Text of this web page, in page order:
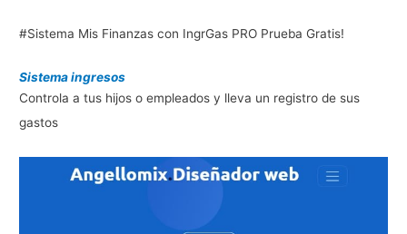
#Sistema Mis Finanzas con IngrGas PRO Prueba Gratis!
Sistema ingresos
Controla a tus hijos o empleados y lleva un registro de sus
gastos